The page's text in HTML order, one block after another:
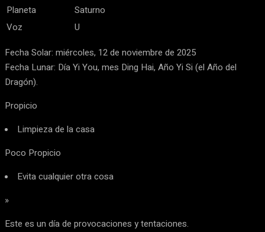
Planeta
Saturno
Voz
U
Fecha Solar: miércoles, 12 de noviembre de 2025
Fecha Lunar: Día Yi You, mes Ding Hai, Año Yi Si (el Año del
Dragón).
Propicio
Limpieza de la casa
Poco Propicio
Evita cualquier otra cosa
»
Este es un día de provocaciones y tentaciones.